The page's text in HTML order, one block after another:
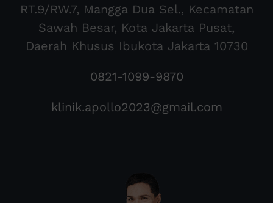
RT.9/RW.7, Mangga Dua Sel., Kecamatan
Sawah Besar, Kota Jakarta Pusat,
Daerah Khusus Ibukota Jakarta 10730
0821-1099-9870
klinik.apollo2023@gmail.com